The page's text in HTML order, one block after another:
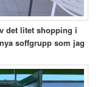
det litet shopping i
soffgrupp som jag